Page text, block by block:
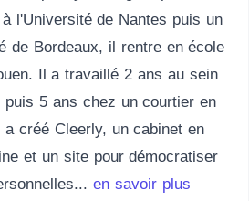
l'Université de Nantes puis un
de Bordeaux, il rentre en école
Il a travaillé 2 ans au sein
puis 5 ans chez un courtier en
a créé Cleerly, un cabinet en
et un site pour démocratiser
en savoir plus